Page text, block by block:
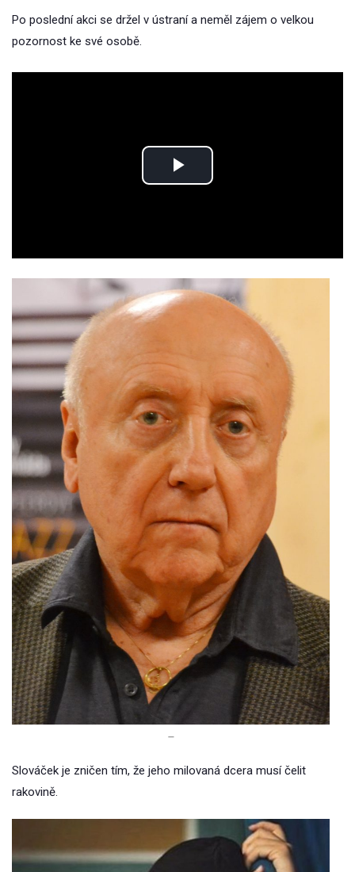
Po poslední akci se držel v ústraní a neměl zájem o velkou
pozornost ke své osobě.
Play
–
Slováček je zničen tím, že jeho milovaná dcera musí čelit
rakovině.